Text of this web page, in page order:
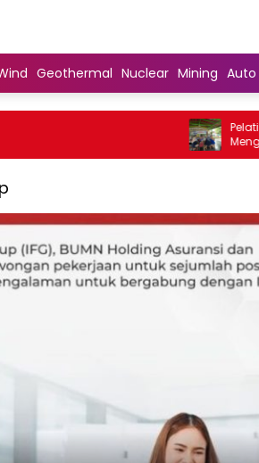
Geothermal Nuclear Mining Auto
Pelatihan
Penguatan